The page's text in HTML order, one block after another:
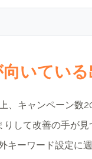
向いてい
、キャンペーン数
りして改善の手が見
キーワード設定に